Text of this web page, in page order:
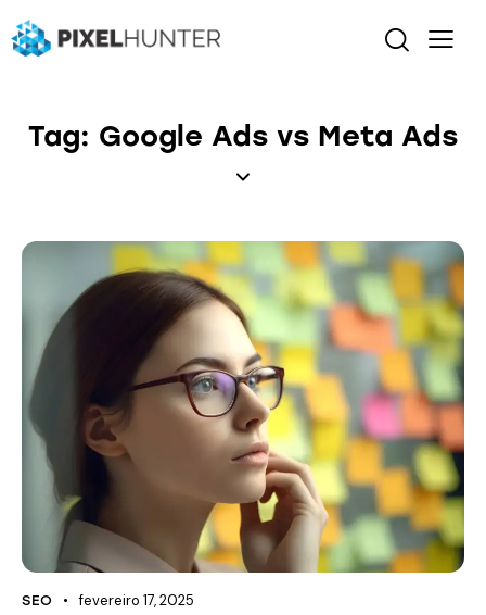
Tag: Google Ads vs Meta Ads
SEO fevereiro 17, 2025